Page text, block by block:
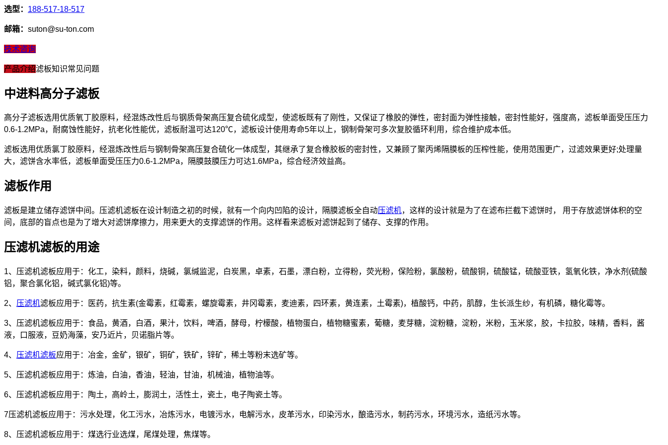
选型： 188-517-18-517
邮箱： suton@su-ton.com
技术咨询
产品介绍滤板知识常见问题
中进料高分子滤板
高分子滤板选用优质氧丁胶原料，经混炼改性后与钢质骨架高压复合硫化成型，使滤板既有了刚性，又保证了橡胶的弹性，密封面为弹性接触，密封性能好，强度高，滤板单面受压压力
0.6-1.2MPa，耐腐蚀性能好，抗老化性能优，滤板耐温可达120℃，滤板设计使用寿命5年以上，钢制骨架可多次复胶循环利用，综合维护成本低。
滤板选用优质氯丁胶原料，经混炼改性后与钢制骨架高压复合硫化一体成型，其继承了复合橡胶板的密封性，又兼顾了聚丙烯隔膜板的压榨性能，使用范围更广，过滤效果更好;处理量
大，滤饼含水率低，滤板单面受压压力0.6-1.2MPa，隔膜鼓膜压力可达1.6MPa，综合经济效益高。
滤板作用
滤板是建立储存滤饼中间。压滤机滤板在设计制造之初的时候，就有一个向内凹陷的设计，隔膜滤板全自动压滤机，这样的设计就是为了在滤布拦截下滤饼时， 用于存放滤饼体积的空
间，底部的盲点也是为了增大对滤饼摩擦力，用来更大的支撑滤饼的作用。这样看来滤板对滤饼起到了储存、支撑的作用。
压滤机滤板的用途
1、压滤机滤板应用于：化工，染料，颜料，烧碱，氯缄监泥，白炭黑，卓素，石墨，漂白粉，立得粉，荧光粉，保险粉，氯酸粉，硫酸铜，硫酸锰，硫酸亚铁，氢氧化铁，净水剂(硫酸
铝，聚合氯化铝，碱式氯化铝)等。
2、 压滤机滤板应用于：医药，抗生素(金霉素，红霉素，螺旋霉素，井冈霉素，麦迪素，四环素，黄连素，土霉素)，植酸钙，中药，肌醇，生长派生纱，有机磷，糖化霉等。
3、压滤机滤板应用于：食品，黄酒，白酒，果汁，饮料，啤酒，酵母，柠檬酸，植物蛋白，植物糖蜜素，葡糖，麦芽糖，淀粉糖，淀粉，米粉，玉米浆，胶，卡拉胶，味精，香料，酱
液，口服液，豆奶海藻，安乃近片，贝诺脂片等。
4、 压滤机滤板应用于：冶金，金矿，银矿，铜矿，铁矿，锌矿，稀土等粉末选矿等。
5、压滤机滤板应用于：炼油，白油，香油，轻油，甘油，机械油，植物油等。
6、压滤机滤板应用于：陶土，高岭土，膨润土，活性土，瓷土，电子陶瓷土等。
7压滤机滤板应用于：污水处理，化工污水，冶炼污水，电镀污水，电解污水，皮革污水，印染污水，酿造污水，制药污水，环境污水，造纸污水等。
8、压滤机滤板应用于：煤选行业选煤，尾煤处理，焦煤等。